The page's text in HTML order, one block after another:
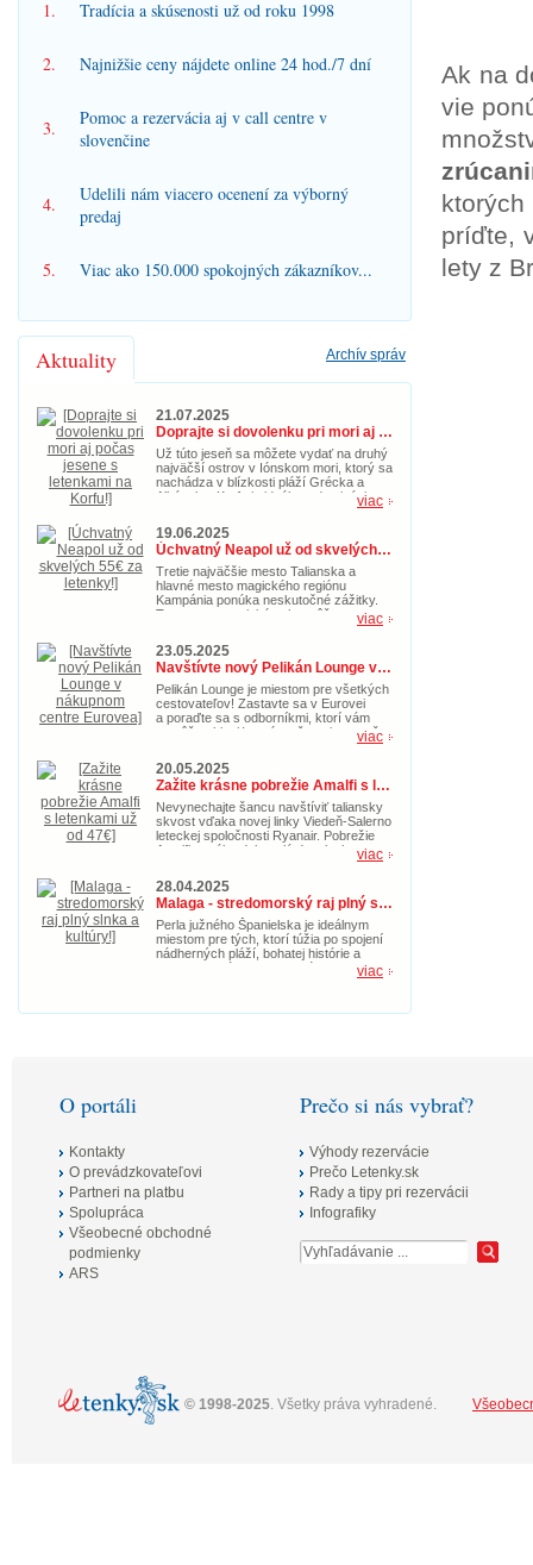
1. Tradícia a skúsenosti už od roku 1998
2. Najnižšie ceny nájdete online 24 hod./7 dní
3.
Pomoc a rezervácia aj v call centre v
slovenčine
4.
Udelili nám viacero ocenení za výborný
predaj
5. Viac ako 150.000 spokojných zákazníkov...
Archív správ
Aktuality
21.07.2025
Doprajte si dovolenku pri mori aj počas jesene s letenkami na Korfu!
Už túto jeseň sa môžete vydať na druhý
najväčší ostrov v Iónskom mori, ktorý sa
nachádza v blízkosti pláží Grécka a
Albánska. Korfu je ideálnou destináciou
nielen na leto, ale aj počas jesene. So
zľavnenými letenkami za cenu od 39€ si
nenechajte ujsť príležitosť zažiť
dobrodružstvo na Korfu.
viac
19.06.2025
Úchvatný Neapol už od skvelých 55€ za letenky!
Tretie najväčšie mesto Talianska a
hlavné mesto magického regiónu
Kampánia ponúka neskutočné zážitky.
Toto gastronomické nebo môžete
letenkami už od 55€. Doprajte si
taliansku idylku s nádherným morom už
teraz.
viac
23.05.2025
Navštívte nový Pelikán Lounge v nákupnom centre Eurovea
Pelikán Lounge je miestom pre všetkých
cestovateľov! Zastavte sa v Eurovei
a poraďte sa s odborníkmi, ktorí vám
pomôžu objaviť nové možnosti pre vaše
ďalšie cestovateľské dobrodružstvo.
viac
20.05.2025
Zažite krásne pobrežie Amalfi s letenkami už od 47€
Nevynechajte šancu navštíviť taliansky
skvost vďaka novej linky Viedeň-Salerno
leteckej spoločnosti Ryanair. Pobrežie
Amalfi ponúka dokonalú dovolenke s
magickou prírodou, pozoruhodnými
pamiatkami a kultúrou. Kúpte si akciové
letenky v hodnote 47€ teraz a doprajte si
idylický letný oddych.
viac
28.04.2025
Malaga - stredomorský raj plný slnka a kultúry!
Perla južného Španielska je ideálnym
miestom pre tých, ktorí túžia po spojení
nádherných pláží, bohatej histórie a
pravej andalúzskej atmosféry. Toto
ponúka niečo pre každého – od
viac
Ak na
vie
ktorých
príďte,
lety z
O portáli
Kontakty
O prevádzkovateľovi
Partneri na platbu
Spolupráca
Všeobecné obchodné
podmienky
ARS
Prečo si nás vybrať?
Výhody rezervácie
Prečo Letenky.sk
Rady a tipy pri rezervácii
Infografiky
© 1998-2025. Všetky práva vyhradené.